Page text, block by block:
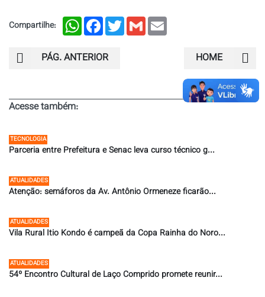
Compartilhe: WhatsAppFacebookTwitterGmail
PÁG. ANTERIOR HOME
Acesse também:
TECNOLOGIA
Parceria entre Prefeitura e Senac leva curso técnico g...
ATUALIDADES
Atenção: semáforos da Av. Antônio Ormeneze ficarão...
ATUALIDADES
Vila Rural Itio Kondo é campeã da Copa Rainha do Noro...
ATUALIDADES
54º Encontro Cultural de Laço Comprido promete reunir...